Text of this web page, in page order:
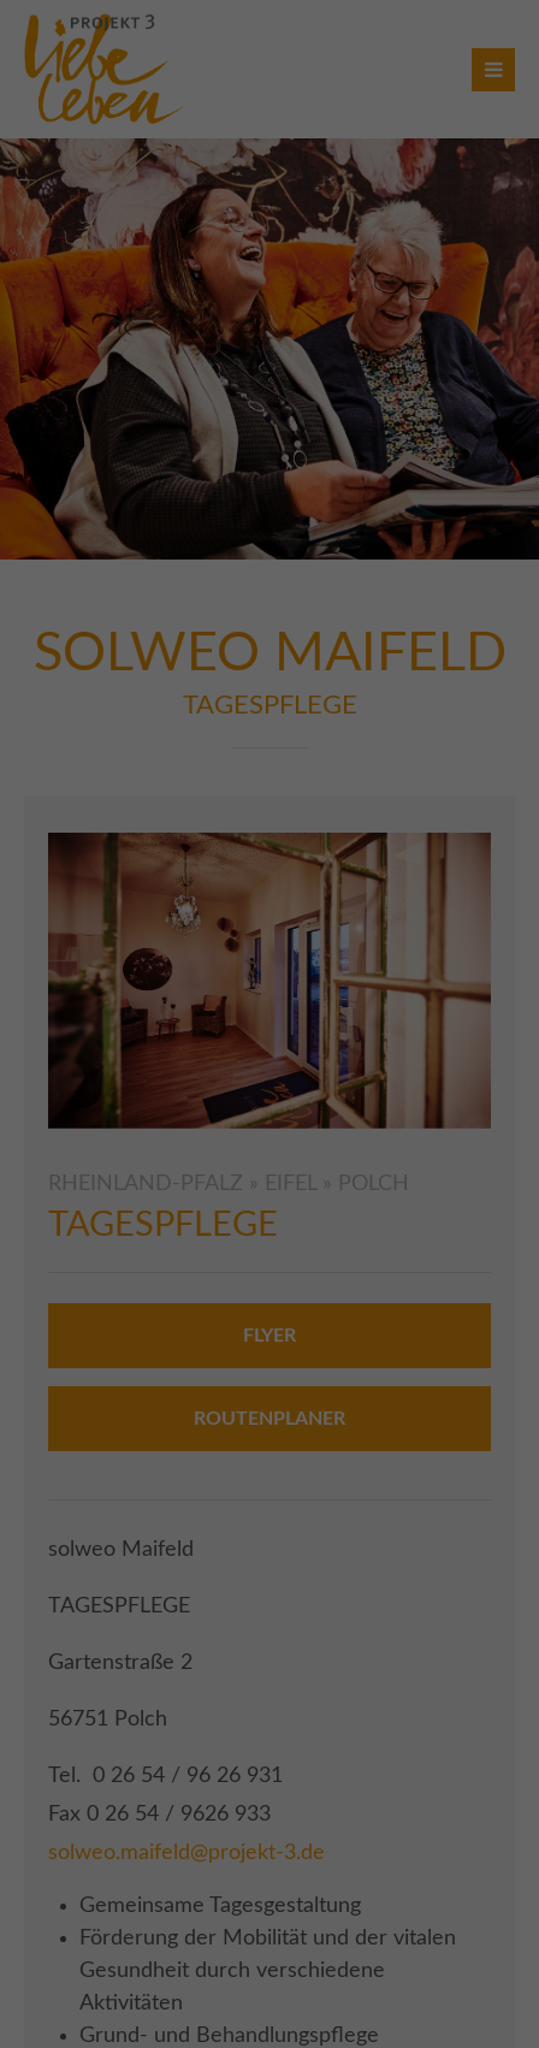
Login
Benutzername
Passwort
Anmelden
Register |Lost your password?
Support
/ 365days
Get in touch
Cybersteel Inc.
376-293 City Road, Suite 600
San Francisco, CA 94102
Have any questions?
+44 1234 567 890
Lorem ipsum dolor sit amet, consectetuer
Aenean commodo ligula eget dolor. Aenean
SOLWEO MAIFELD
TAGESPFLEGE
RHEINLAND-PFALZ » EIFEL » POLCH
TAGESPFLEGE
FLYER
ROUTENPLANER
solweo Maifeld
TAGESPFLEGE
Gartenstraße 2
56751 Polch
Tel. 0 26 54 / 96 26 931
Fax 0 26 54 / 9626 933
solweo.maifeld@projekt-3.de
Gemeinsame Tagesgestaltung
Förderung der Mobilität und der vitalen
Gesundheit durch verschiedene
Aktivitäten
Grund- und Behandlungspflege